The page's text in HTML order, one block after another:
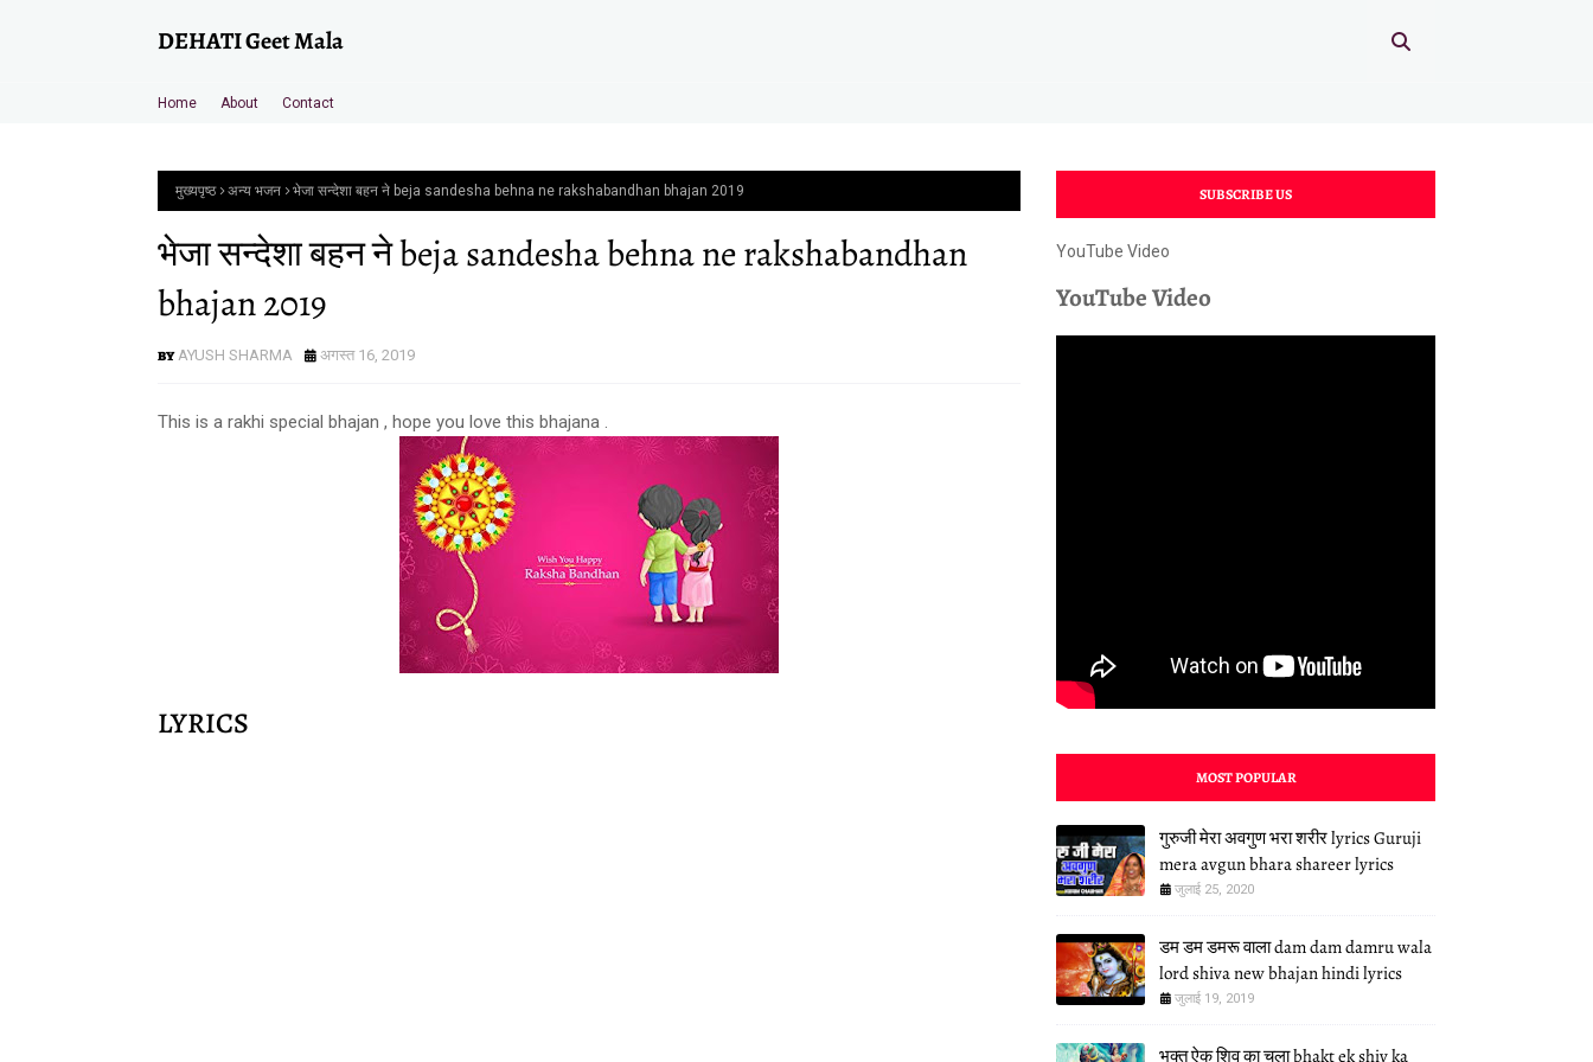
DEHATI Geet Mala
Home About Contact
मुख्यपृष्ठ अन्य भजन भेजा सन्देशा बहन ने beja sandesha behna ne rakshabandhan bhajan 2019
भेजा सन्देशा बहन ने beja sandesha behna ne rakshabandhan
bhajan 2019
AYUSH SHARMA अगस्त 16, 2019
This is a rakhi special bhajan , hope you love this bhajana .
LYRICS
SUBSCRIBE US
YouTube Video
YouTube Video
MOST POPULAR
गुरुजी मेरा अवगुण भरा शरीर lyrics Guruji
mera avgun bhara shareer lyrics
जुलाई 25, 2020
डम डम डमरू वाला dam dam damru wala
lord shiva new bhajan hindi lyrics
जुलाई 19, 2019
भक्त ऐक शिव का चला bhakt ek shiv ka